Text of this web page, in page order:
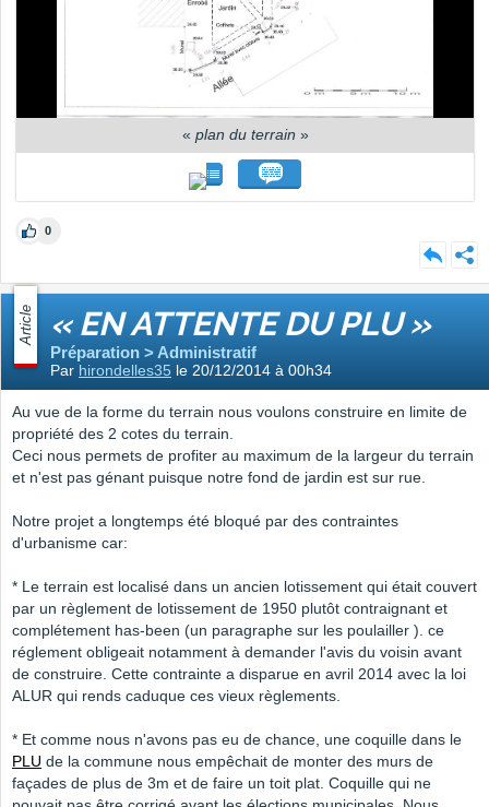
« plan du terrain »
0
Article « EN ATTENTE DU PLU »
Préparation > Administratif
Par hirondelles35 le 20/12/2014 à 00h34
Au vue de la forme du terrain nous voulons construire en limite de
propriété des 2 cotes du terrain.
Ceci nous permets de profiter au maximum de la largeur du terrain
et n'est pas génant puisque notre fond de jardin est sur rue.
Notre projet a longtemps été bloqué par des contraintes
d'urbanisme car:
* Le terrain est localisé dans un ancien lotissement qui était couvert
par un règlement de lotissement de 1950 plutôt contraignant et
complétement has-been (un paragraphe sur les poulailler ). ce
réglement obligeait notamment à demander l'avis du voisin avant
de construire. Cette contrainte a disparue en avril 2014 avec la loi
ALUR qui rends caduque ces vieux règlements.
* Et comme nous n'avons pas eu de chance, une coquille dans le
PLU de la commune nous empêchait de monter des murs de
façades de plus de 3m et de faire un toit plat. Coquille qui ne